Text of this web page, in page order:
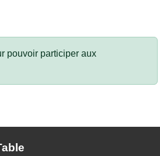
pouvoir participer aux